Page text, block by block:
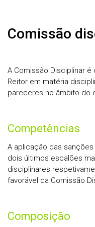
Comissão
A Comissão Disciplinar
Reitor em matéria
pareceres no âmbito do
Competências
A aplicação das
dois últimos escalões
disciplinares
favorável da Comissão
Composição